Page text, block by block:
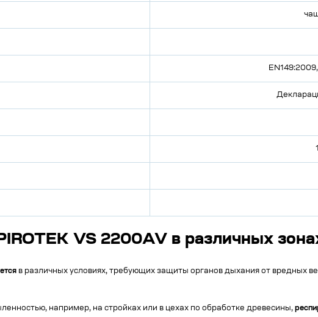
VS 2200AV в различных
в различных условиях, требующих защиты органов дыхания от вредных
например, на стройках или в цехах по обработке древесины,